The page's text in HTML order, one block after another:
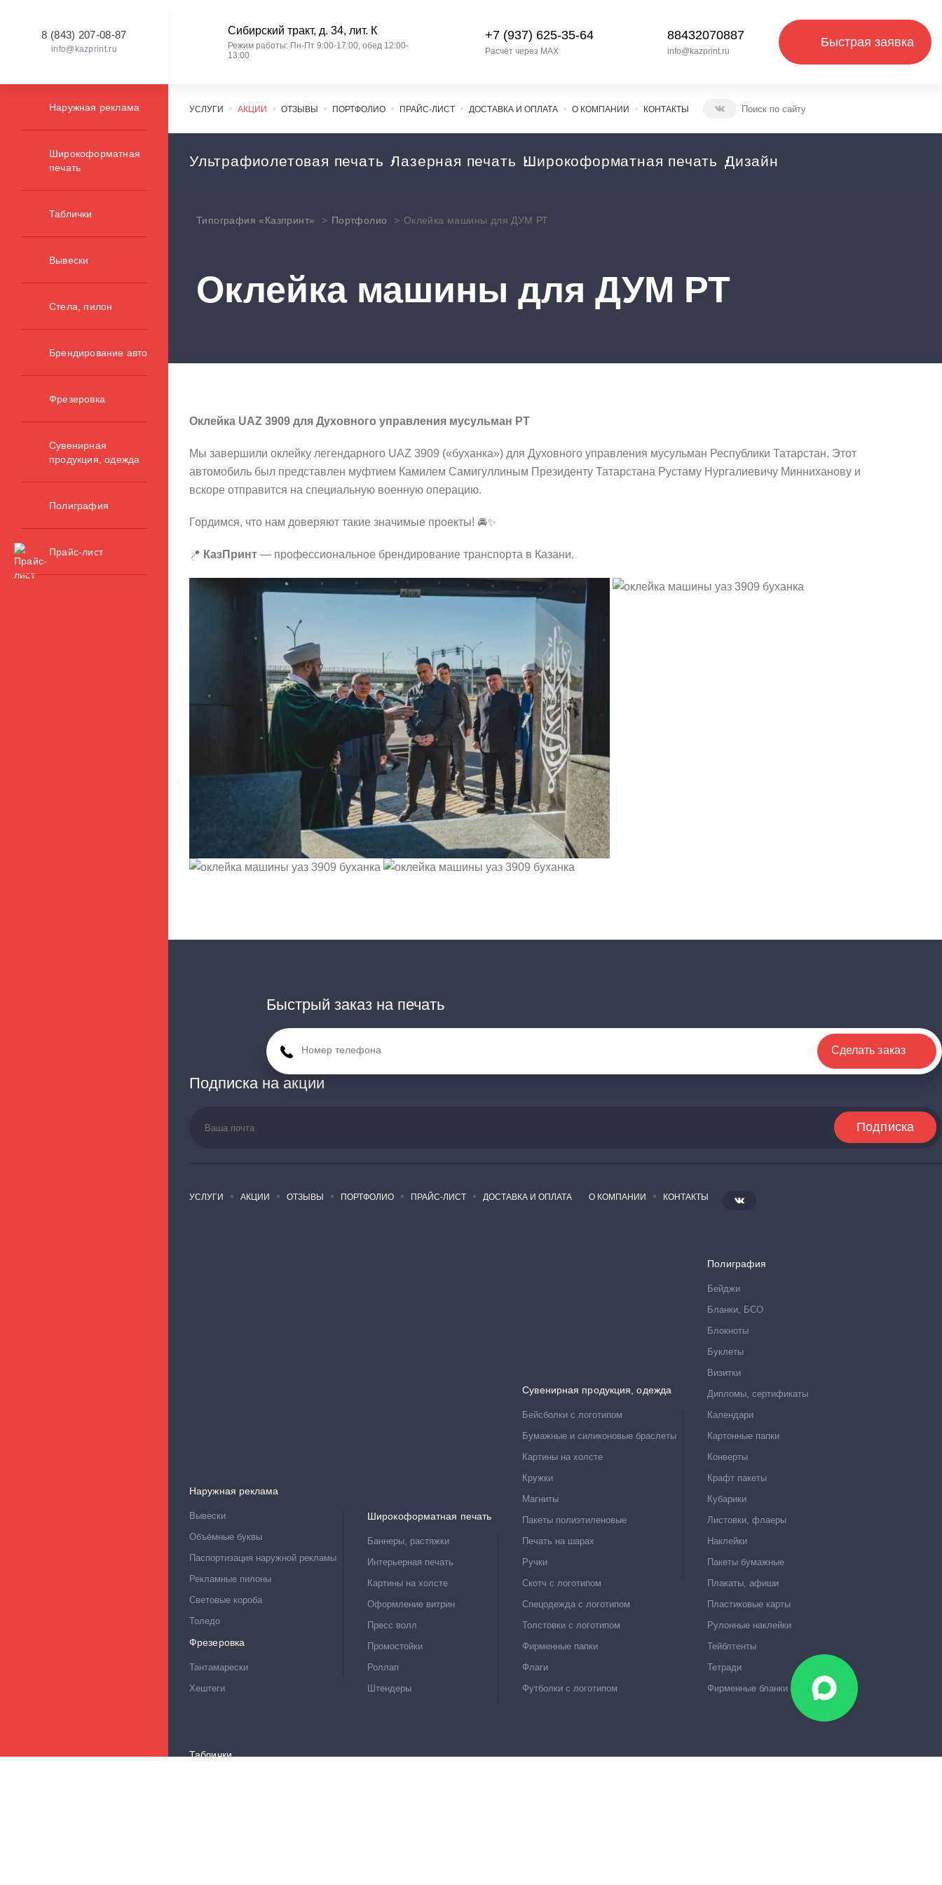
8 (843) 207-08-87
info@kazprint.ru
Сибирский тракт, д. 34, лит. К
Режим работы: Пн-Пт 9:00-17:00, обед 12:00-
13:00
+7 (937) 625-35-64
Расчёт через MAX
88432070887
info@kazprint.ru
Быстрая заявка
Наружная реклама
Широкоформатная
печать
Таблички
Вывески
Стела, пилон
Брендирование авто
Фрезеровка
Сувенирная
продукция, одежда
Полиграфия
Прайс-лист
УСЛУГИ АКЦИИ ОТЗЫВЫ ПОРТФОЛИО ПРАЙС-ЛИСТ ДОСТАВКА И ОПЛАТА О КОМПАНИИ КОНТАКТЫ
Ультрафиолетовая печать Лазерная печать Широкоформатная печать Дизайн
Типография «Казпринт» Портфолио Оклейка машины для ДУМ РТ
Оклейка машины для ДУМ РТ
Оклейка UAZ 3909 для Духовного управления мусульман РТ
Мы завершили оклейку легендарного UAZ 3909 («буханка») для Духовного управления мусульман Республики Татарстан. Этот
автомобиль был представлен муфтием Камилем Самигуллиным Президенту Татарстана Рустаму Нургалиевичу Минниханову и
вскоре отправится на специальную военную операцию.
Гордимся, что нам доверяют такие значимые проекты! 🚘✨
📍 КазПринт — профессиональное брендирование транспорта в Казани.
Быстрый заказ на печать
Сделать заказ
Подписка на акции
УСЛУГИ АКЦИИ ОТЗЫВЫ ПОРТФОЛИО ПРАЙС-ЛИСТ ДОСТАВКА И ОПЛАТА О КОМПАНИИ КОНТАКТЫ
Наружная реклама
Вывески
Объёмные буквы
Паспортизация наружной рекламы
Рекламные пилоны
Световые короба
Толедо
Фрезеровка
Тантамарески
Хештеги
Широкоформатная печать
Баннеры, растяжки
Интерьерная печать
Картины на холсте
Оформление витрин
Пресс волл
Промостойки
Роллап
Штендеры
Сувенирная продукция, одежда
Бейсболки с логотипом
Бумажные и силиконовые браслеты
Картины на холсте
Кружки
Магниты
Пакеты полиэтиленовые
Печать на шарах
Ручки
Скотч с логотипом
Спецодежда с логотипом
Толстовки с логотипом
Фирменные папки
Флаги
Футболки с логотипом
Полиграфия
Бейджи
Бланки, БСО
Блокноты
Буклеты
Визитки
Дипломы, сертификаты
Календари
Картонные папки
Конверты
Крафт пакеты
Кубарики
Листовки, флаеры
Наклейки
Пакеты бумажные
Плакаты, афиши
Пластиковые карты
Рулонные наклейки
Тейблтенты
Тетради
Фирменные бланки
Таблички